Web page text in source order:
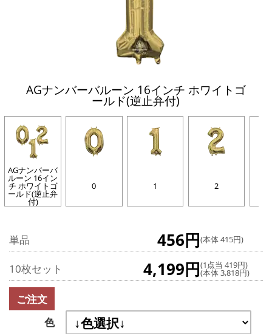
AGナンバーバルーン 16インチ ホワイトゴ
ールド(逆止弁付)
AGナンバーバ
ルーン 16イン
チ ホワイトゴ
ールド(逆止弁
付)
0 1 2
単品 456円(本体 415円)
10枚セット 4,199円(1点当 419円)
(本体 3,818円)
ご注文
色